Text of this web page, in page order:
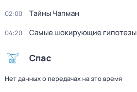
02:00 Тaйны Чапман
04:20 Самые шoкиpующие гипотезы
Спас
Нет данных о передачах на это время